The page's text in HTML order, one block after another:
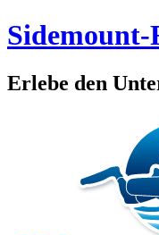
Erlebe den